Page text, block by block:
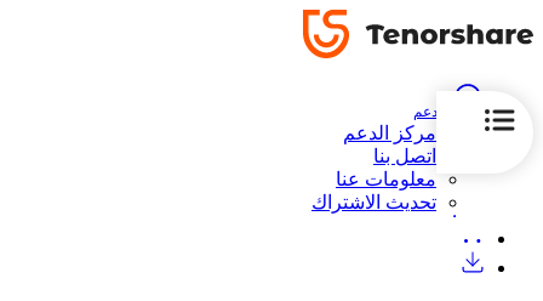
الدعم
مركز الدعم
اتصل بنا
معلومات عنا
تحديث الاشتراك